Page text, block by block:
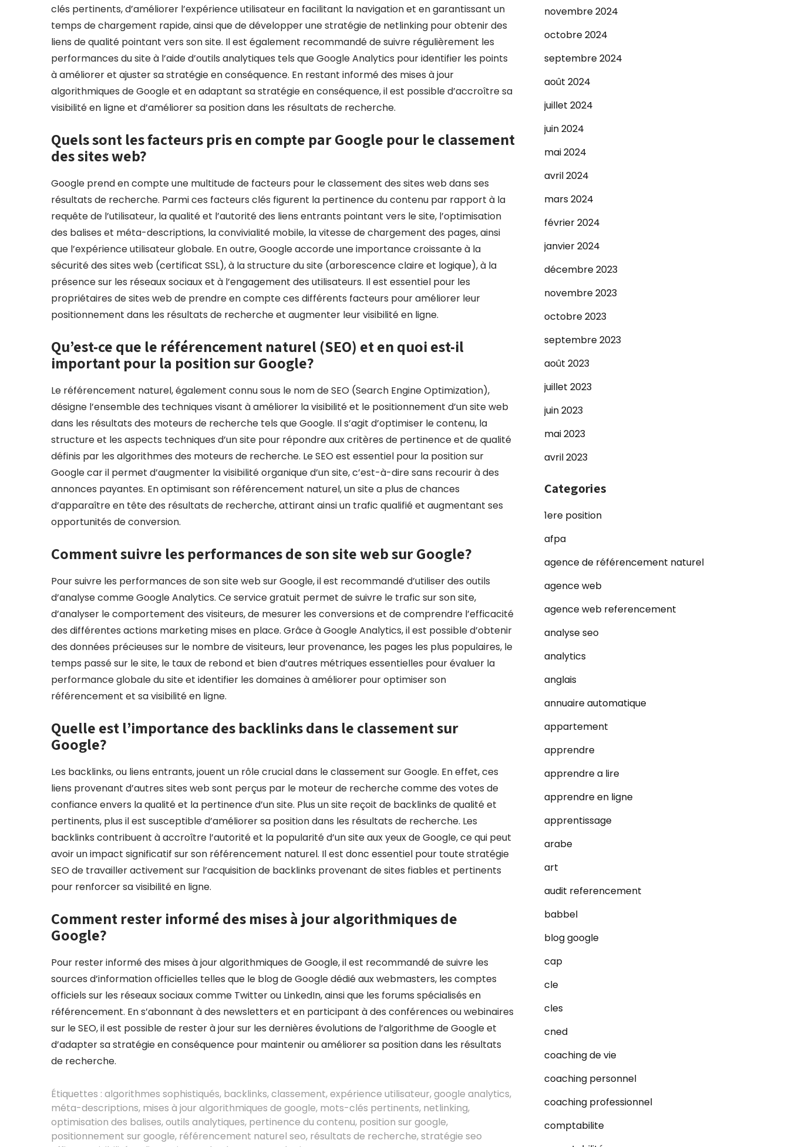
clés pertinents, d’améliorer l’expérience utilisateur en facilitant la navigation et en garantissant un
temps de chargement rapide, ainsi que de développer une stratégie de netlinking pour obtenir des
liens de qualité pointant vers son site. Il est également recommandé de suivre régulièrement les
performances du site à l’aide d’outils analytiques tels que Google Analytics pour identifier les points
à améliorer et ajuster sa stratégie en conséquence. En restant informé des mises à jour
algorithmiques de Google et en adaptant sa stratégie en conséquence, il est possible d’accroître sa
visibilité en ligne et d’améliorer sa position dans les résultats de recherche.
Quels sont les facteurs pris en compte par Google pour le classement
des sites web?
Google prend en compte une multitude de facteurs pour le classement des sites web dans ses
résultats de recherche. Parmi ces facteurs clés figurent la pertinence du contenu par rapport à la
requête de l’utilisateur, la qualité et l’autorité des liens entrants pointant vers le site, l’optimisation
des balises et méta-descriptions, la convivialité mobile, la vitesse de chargement des pages, ainsi
que l’expérience utilisateur globale. En outre, Google accorde une importance croissante à la
sécurité des sites web (certificat SSL), à la structure du site (arborescence claire et logique), à la
présence sur les réseaux sociaux et à l’engagement des utilisateurs. Il est essentiel pour les
propriétaires de sites web de prendre en compte ces différents facteurs pour améliorer leur
positionnement dans les résultats de recherche et augmenter leur visibilité en ligne.
Qu’est-ce que le référencement naturel (SEO) et en quoi est-il
important pour la position sur Google?
Le référencement naturel, également connu sous le nom de SEO (Search Engine Optimization),
désigne l’ensemble des techniques visant à améliorer la visibilité et le positionnement d’un site web
dans les résultats des moteurs de recherche tels que Google. Il s’agit d’optimiser le contenu, la
structure et les aspects techniques d’un site pour répondre aux critères de pertinence et de qualité
définis par les algorithmes des moteurs de recherche. Le SEO est essentiel pour la position sur
Google car il permet d’augmenter la visibilité organique d’un site, c’est-à-dire sans recourir à des
annonces payantes. En optimisant son référencement naturel, un site a plus de chances
d’apparaître en tête des résultats de recherche, attirant ainsi un trafic qualifié et augmentant ses
opportunités de conversion.
Comment suivre les performances de son site web sur Google?
Pour suivre les performances de son site web sur Google, il est recommandé d’utiliser des outils
d’analyse comme Google Analytics. Ce service gratuit permet de suivre le trafic sur son site,
d’analyser le comportement des visiteurs, de mesurer les conversions et de comprendre l’efficacité
des différentes actions marketing mises en place. Grâce à Google Analytics, il est possible d’obtenir
des données précieuses sur le nombre de visiteurs, leur provenance, les pages les plus populaires, le
temps passé sur le site, le taux de rebond et bien d’autres métriques essentielles pour évaluer la
performance globale du site et identifier les domaines à améliorer pour optimiser son
référencement et sa visibilité en ligne.
Quelle est l’importance des backlinks dans le classement sur
Google?
Les backlinks, ou liens entrants, jouent un rôle crucial dans le classement sur Google. En effet, ces
liens provenant d’autres sites web sont perçus par le moteur de recherche comme des votes de
confiance envers la qualité et la pertinence d’un site. Plus un site reçoit de backlinks de qualité et
pertinents, plus il est susceptible d’améliorer sa position dans les résultats de recherche. Les
backlinks contribuent à accroître l’autorité et la popularité d’un site aux yeux de Google, ce qui peut
avoir un impact significatif sur son référencement naturel. Il est donc essentiel pour toute stratégie
SEO de travailler activement sur l’acquisition de backlinks provenant de sites fiables et pertinents
pour renforcer sa visibilité en ligne.
Comment rester informé des mises à jour algorithmiques de
Google?
Pour rester informé des mises à jour algorithmiques de Google, il est recommandé de suivre les
sources d’information officielles telles que le blog de Google dédié aux webmasters, les comptes
officiels sur les réseaux sociaux comme Twitter ou LinkedIn, ainsi que les forums spécialisés en
référencement. En s’abonnant à des newsletters et en participant à des conférences ou webinaires
sur le SEO, il est possible de rester à jour sur les dernières évolutions de l’algorithme de Google et
d’adapter sa stratégie en conséquence pour maintenir ou améliorer sa position dans les résultats
de recherche.
Étiquettes : algorithmes sophistiqués, backlinks,classement,expérience utilisateur,google analytics,
méta-descriptions, mises à jour algorithmiques de google, mots-clés pertinents, netlinking,
optimisation des balises,outils analytiques, pertinence du contenu, position sur google,
positionnement sur google, référencement naturel seo, résultats de recherche,stratégie seo
novembre 2024
octobre 2024
septembre 2024
août 2024
juillet 2024
juin 2024
mai 2024
avril 2024
mars 2024
février 2024
janvier 2024
décembre 2023
novembre 2023
octobre 2023
septembre 2023
août 2023
juillet 2023
juin 2023
mai 2023
avril 2023
Categories
1ere position
afpa
agence de référencement naturel
agence web
agence web referencement
analyse seo
analytics
anglais
annuaire automatique
appartement
apprendre
apprendre a lire
apprendre en ligne
apprentissage
arabe
art
audit referencement
babbel
blog google
cap
cle
cles
cned
coaching de vie
coaching personnel
coaching professionnel
comptabilite